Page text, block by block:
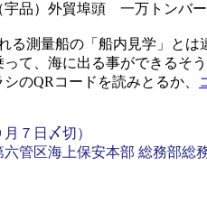
宇品）外貿埠頭 一万トンバ
る測量船の「船内見学」とは
って、海に出る事ができるそ
のQRコードを読みとるか、
７日〆切）
管区海上保安本部 総務部総